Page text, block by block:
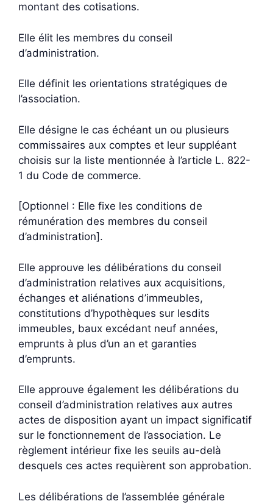
montant des cotisations.
Elle élit les membres du conseil
d’administration.
Elle définit les orientations stratégiques de
l’association.
Elle désigne le cas échéant un ou plusieurs
commissaires aux comptes et leur suppléant
choisis sur la liste mentionnée à l’article L. 822-
1 du Code de commerce.
[Optionnel : Elle fixe les conditions de
rémunération des membres du conseil
d’administration].
Elle approuve les délibérations du conseil
d’administration relatives aux acquisitions,
échanges et aliénations d’immeubles,
constitutions d’hypothèques sur lesdits
immeubles, baux excédant neuf années,
emprunts à plus d’un an et garanties
d’emprunts.
Elle approuve également les délibérations du
conseil d’administration relatives aux autres
actes de disposition ayant un impact significatif
sur le fonctionnement de l’association. Le
règlement intérieur fixe les seuils au-delà
desquels ces actes requièrent son approbation.
Les délibérations de l’assemblée générale